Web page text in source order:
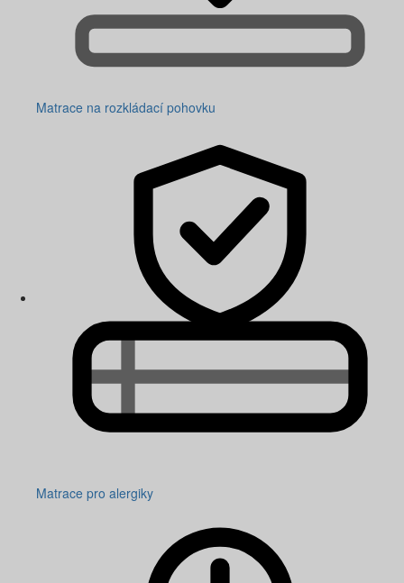
Matrace na rozkládací pohovku
Matrace pro alergiky